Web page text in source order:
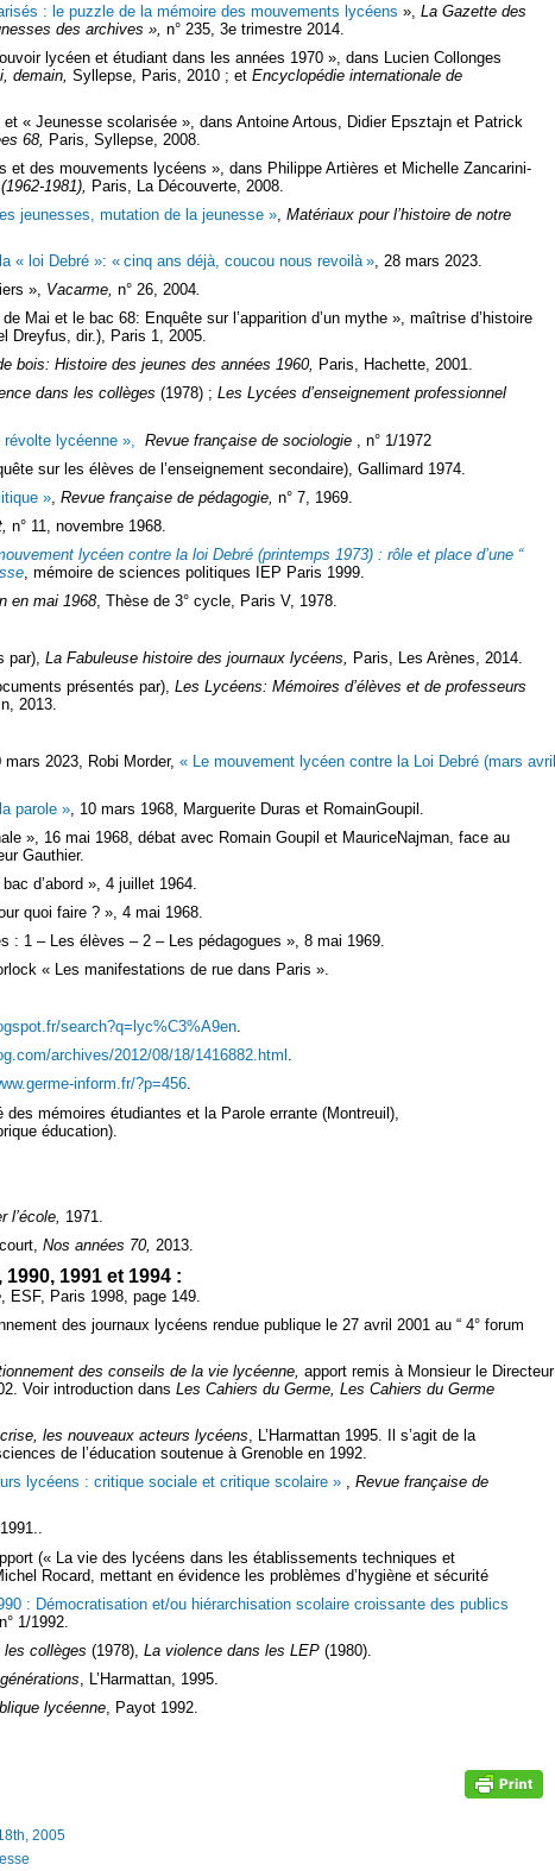
: le puzzle de la mémoire des mouvements lycéens », La Gazette des
des archives », n° 235, 3e trimestre 2014.
lycéen et étudiant dans les années 1970 », dans Lucien Collonges
demain, Syllepse, Paris, 2010 ; et Encyclopédie internationale de
« Jeunesse scolarisée », dans Antoine Artous, Didier Epsztajn et Patrick
68, Paris, Syllepse, 2008.
et des mouvements lycéens », dans Philippe Artières et Michelle Zancarini-
1981),
Paris, La Découverte, 2008.
jeunesses, mutation de la jeunesse » Matériaux pour l’histoire de notre
« loi Debré »: « cinq ans déjà, coucou nous revoilà », 28 mars 2023.
», Vacarme, n° 26, 2004.
Mai et le bac 68: Enquête sur l’apparition d’un mythe », maîtrise d’histoire
Dreyfus, dir.), Paris 1, 2005.
bois: Histoire des jeunes des années 1960, Paris, Hachette, 2001.
dans les collèges (1978) ; Les Lycées d’enseignement professionnel
lycéenne », Revue française de sociologie , n° 1/1972
sur les élèves de l’enseignement secondaire), Gallimard 1974.
» Revue française de pédagogie, n° 7, 1969.
n° 11, novembre 1968.
lycéen contre la loi Debré (printemps 1973) : rôle et place d’une “
, mémoire de sciences politiques IEP Paris 1999.
en mai 1968, Thèse de 3° cycle, Paris V, 1978.
par), La Fabuleuse histoire des journaux lycéens, Paris, Les Arènes, 2014.
présentés par), Les Lycéens: Mémoires d’élèves et de professeurs
2013.
2023, Robi Morder, « Le mouvement lycéen contre la Loi Debré (mars avril
parole » , 10 mars 1968, Marguerite Duras et RomainGoupil.
», 16 mai 1968, débat avec Romain Goupil et MauriceNajman, face au
Gauthier.
d’abord », 4 juillet 1964.
quoi faire ? », 4 mai 1968.
: 1 – Les élèves – 2 – Les pédagogues », 8 mai 1969.
« Les manifestations de rue dans Paris ».
search?q=lyc%C3%A9en.
archives/2012/08/18/1416882.html .
inform.fr/?p=456.
mémoires étudiantes et la Parole errante (Montreuil),
éducation).
l’école, 1971.
Nos années 70, 2013.
1991 et 1994 :
, ESF, Paris 1998, page 149.
des journaux lycéens rendue publique le 27 avril 2001 au “ 4° forum
des conseils de la vie lycéenne, apport remis à Monsieur le Directeur
Voir introduction dans Les Cahiers du Germe, Les Cahiers du Germe
les nouveaux acteurs lycéens, L’Harmattan 1995. Il s’agit de la
de l’éducation soutenue à Grenoble en 1992.
lycéens : critique sociale et critique scolaire » , Revue française de
(« La vie des lycéens dans les établissements techniques et
Rocard, mettant en évidence les problèmes d’hygiène et sécurité
: Démocratisation et/ou hiérarchisation scolaire croissante des publics
n° 1/1992.
les collèges (1978), La violence dans les LEP (1980).
, L’Harmattan, 1995.
lycéenne , Payot 1992.
2005